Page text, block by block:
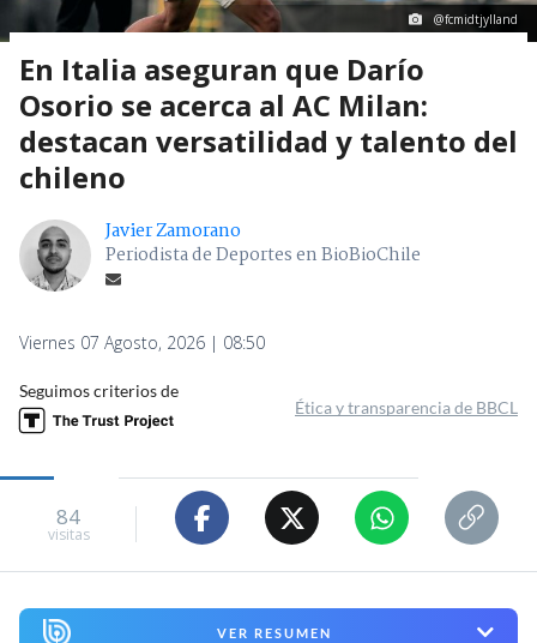
@fcmidtjylland
En Italia aseguran que Darío
Osorio se acerca al AC Milan:
destacan versatilidad y talento del
chileno
Javier Zamorano
Periodista de Deportes en BioBioChile
Viernes 07 Agosto, 2026 | 08:50
Seguimos criterios de
Ética y transparencia de BBCL
84
visitas
VER RESUMEN